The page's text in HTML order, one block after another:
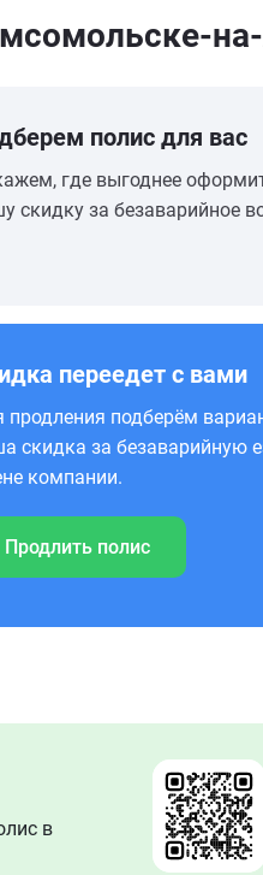
полис для вас
где выгоднее
скидку за безаварийное
переедет с вами
продления подберём
скидка за безаварийную
компании.
Продлить полис
в